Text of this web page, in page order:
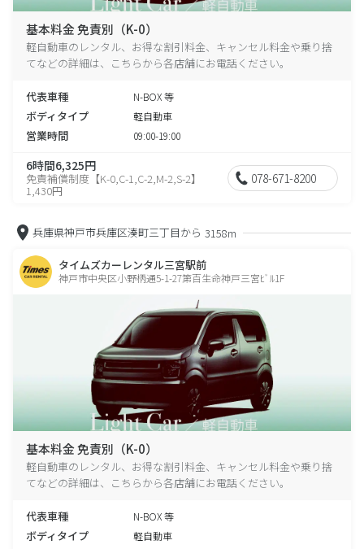
基本料金 免責別（K-0）
軽自動車のレンタル、お得な割引料金、キャンセル料金や乗り捨
てなどの詳細は、こちらから各店舗にお電話ください。
代表車種 N-BOX 等
ボディタイプ 軽自動車
営業時間 09:00-19:00
6時間6,325円
免責補償制度【K-0,C-1,C-2,M-2,S-2】
1,430円
078-671-8200
兵庫県神戸市兵庫区湊町三丁目から 3158m
タイムズカーレンタル三宮駅前
神戸市中央区小野柄通5-1-27第百生命神戸三宮ﾋﾞﾙ1F
基本料金 免責別（K-0）
軽自動車のレンタル、お得な割引料金、キャンセル料金や乗り捨
てなどの詳細は、こちらから各店舗にお電話ください。
代表車種 N-BOX 等
ボディタイプ 軽自動車